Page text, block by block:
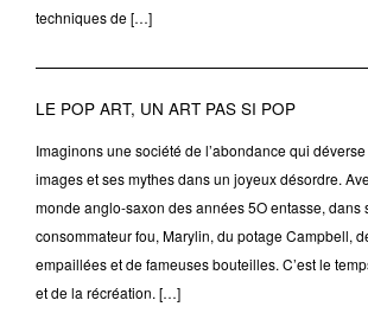
techniques de […]
LE POP ART, UN ART PAS SI POP
Imaginons une société de l’abondance qui
images et ses mythes dans un joyeux désordre.
monde anglo-saxon des années 5O entasse, dans
consommateur fou, Marylin, du potage Campbell,
empaillées et de fameuses bouteilles. C’est le
et de la récréation. […]